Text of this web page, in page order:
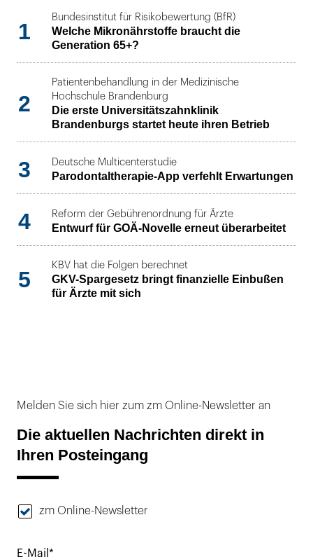
1
Bundesinstitut für Risikobewertung (BfR)
Welche Mikronährstoffe braucht die
Generation 65+?
2
Patientenbehandlung in der Medizinische
Hochschule Brandenburg
Die erste Universitätszahnklinik
Brandenburgs startet heute ihren Betrieb
3 Deutsche Multicenterstudie
Parodontaltherapie-App verfehlt Erwartungen
4 Reform der Gebührenordnung für Ärzte
Entwurf für GOÄ-Novelle erneut überarbeitet
5
KBV hat die Folgen berechnet
GKV-Spargesetz bringt finanzielle Einbußen
für Ärzte mit sich
Melden Sie sich hier zum zm Online-Newsletter an
Die aktuellen Nachrichten direkt in
Ihren Posteingang
zm Online-Newsletter
E-Mail*